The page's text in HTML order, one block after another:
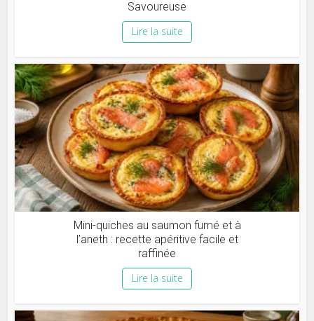
Savoureuse
Lire la suite
Mini-quiches au saumon fumé et à
l’aneth : recette apéritive facile et
raffinée
Lire la suite